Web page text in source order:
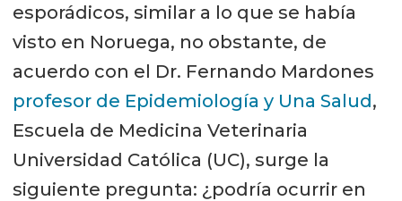
esporádicos, similar a lo que se había
visto en Noruega, no obstante, de
acuerdo con el Dr. Fernando Mardones
profesor de Epidemiología y Una Salud,
Escuela de Medicina Veterinaria
Universidad Católica (UC), surge la
siguiente pregunta: ¿podría ocurrir en